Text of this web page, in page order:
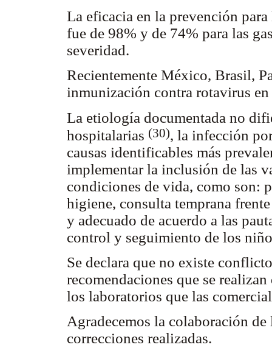
La eficacia en la prevención
fue de 98% y de 74% para las
severidad.
Recientemente México, Brasil,
inmunización contra rotavirus
La etiología documentada no
hospitalarias (30), la infección
causas identificables más
implementar la inclusión de las
condiciones de vida, como son:
higiene, consulta temprana
y adecuado de acuerdo a las
control y seguimiento de los
Se declara que no existe
recomendaciones que se
los laboratorios que las
Agradecemos la colaboración
correcciones realizadas.